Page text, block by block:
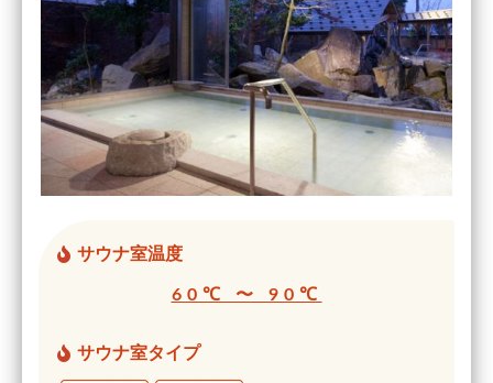
サウナ室温度
60℃ 〜 90℃
サウナ室タイプ